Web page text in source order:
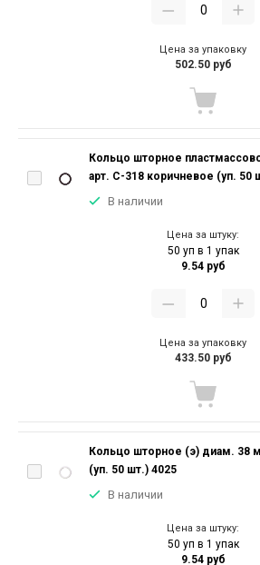
Цена за упаковку
502.50 руб
Кольцо шторное
арт. С-318 коричневое (уп. 50
В наличии
Цена за штуку:
50 уп в 1 упак
9.54 руб
Цена за упаковку
433.50 руб
Кольцо шторное (э) диам. 38
(уп. 50 шт.) 4025
В наличии
Цена за штуку:
50 уп в 1 упак
9.54 руб